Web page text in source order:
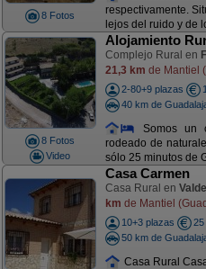
8 Fotos
respectivamente.
lejos del ruido y de
8 Fotos
Video
Alojamiento
Complejo Rural en
21,3 km de Mantiel
2-80+9 plazas
40 km de
Somos un
rodeado de
sólo 25 minutos de
Casa Carmen
Casa Rural en
km de Mantiel
10+3 plazas
25
50 km de
Casa Rural